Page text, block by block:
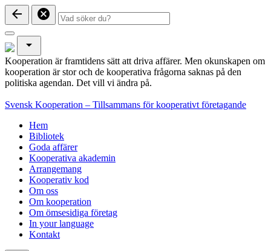
arrow_back cancel
arrow_drop_down
Kooperation är framtidens sätt att driva affärer. Men okunskapen om
kooperation är stor och de kooperativa frågorna saknas på den
politiska agendan. Det vill vi ändra på.
Svensk Kooperation – Tillsammans för kooperativt företagande
Hem
Bibliotek
Goda affärer
Kooperativa akademin
Arrangemang
Kooperativ kod
Om oss
Om kooperation
Om ömsesidiga företag
In your language
Kontakt